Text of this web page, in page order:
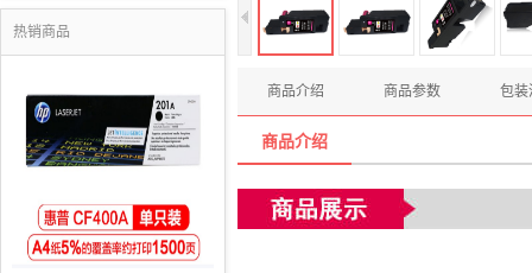
热销商品
商品介绍 商品参数 包装
商品介绍